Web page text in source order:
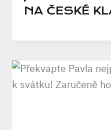
NA ČESKÉ